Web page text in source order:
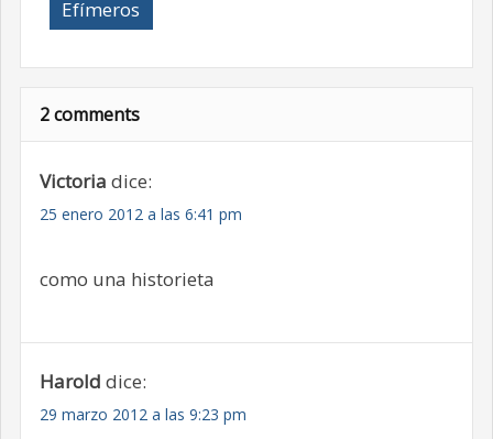
Efímeros
2 comments
Victoria dice:
25 enero 2012 a las 6:41 pm
como una historieta
Harold dice:
29 marzo 2012 a las 9:23 pm